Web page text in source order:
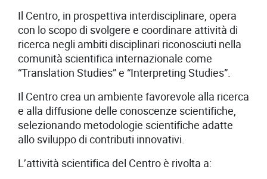
Il Centro, in prospettiva interdisciplinare, opera
con lo scopo di svolgere e coordinare attività di
ricerca negli ambiti disciplinari riconosciuti nella
comunità scientifica internazionale come
“Translation Studies” e “Interpreting Studies”.
Il Centro crea un ambiente favorevole alla ricerca
e alla diffusione delle conoscenze scientifiche,
selezionando metodologie scientifiche adatte
allo sviluppo di contributi innovativi.
L’attività scientifica del Centro è rivolta a: